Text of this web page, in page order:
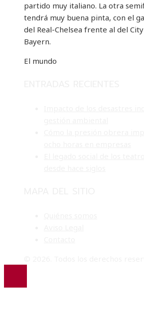
partido muy italiano. La otra
tendrá muy buena pinta, con el
del Real-Chelsea frente al del
Bayern.
El mundo